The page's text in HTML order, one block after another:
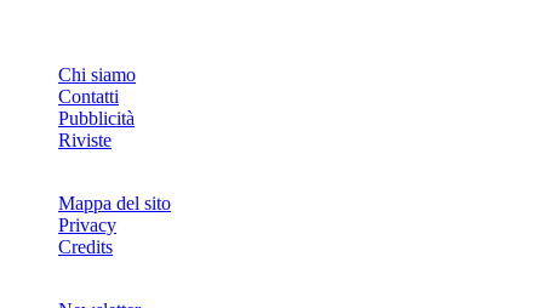
Chi siamo
Contatti
Pubblicità
Riviste
Mappa del sito
Privacy
Credits